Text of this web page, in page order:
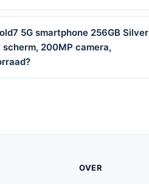
5G smartphone 256GB Silver
200MP camera,
OVER